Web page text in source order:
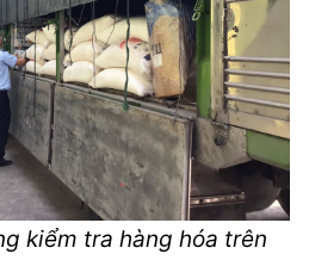
kiểm tra hàng hóa trên